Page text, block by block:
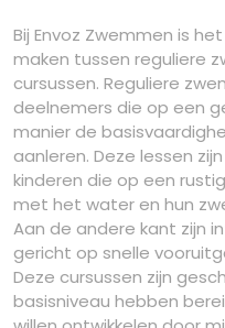
Bij Envoz Zwemmen is
maken tussen reguliere
cursussen. Reguliere
deelnemers die op een
manier de
aanleren. Deze lessen
kinderen die op een
met het water en hun
Aan de andere kant zijn
gericht op snelle
Deze cursussen zijn
basisniveau hebben